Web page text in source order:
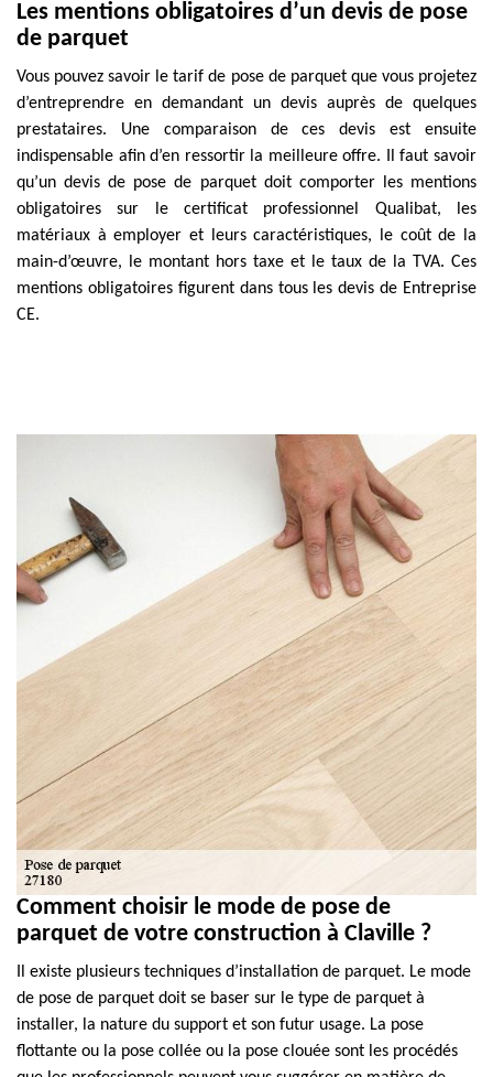
Les mentions obligatoires d’un devis de pose
de parquet
Vous pouvez savoir le tarif de pose de parquet que vous projetez
d’entreprendre en demandant un devis auprès de quelques
prestataires. Une comparaison de ces devis est ensuite
indispensable afin d’en ressortir la meilleure offre. Il faut savoir
qu’un devis de pose de parquet doit comporter les mentions
obligatoires sur le certificat professionnel Qualibat, les
matériaux à employer et leurs caractéristiques, le coût de la
main-d’œuvre, le montant hors taxe et le taux de la TVA. Ces
mentions obligatoires figurent dans tous les devis de Entreprise
CE.
Comment choisir le mode de pose de
parquet de votre construction à Claville ?
Il existe plusieurs techniques d’installation de parquet. Le mode
de pose de parquet doit se baser sur le type de parquet à
installer, la nature du support et son futur usage. La pose
flottante ou la pose collée ou la pose clouée sont les procédés